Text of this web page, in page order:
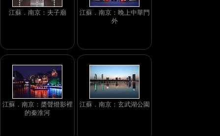
江蘇．南京：夫子廟
江蘇．南京：晚上中華門
外
江蘇．南京：槳聲燈影裡
的秦淮河
江蘇．南京：玄武湖公園